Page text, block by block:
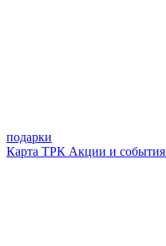
подарки
Карта ТРК Акции и события